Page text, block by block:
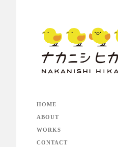
HOME
ABOUT
WORKS
CONTACT